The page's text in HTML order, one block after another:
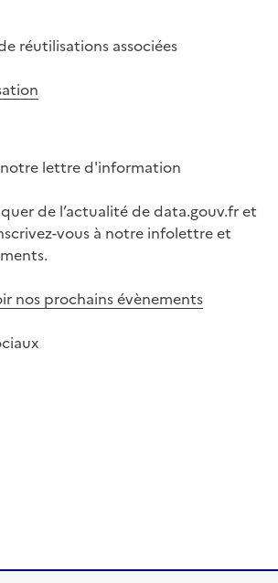
réutilisations associées
lettre d'information
de l’actualité de data.gouv.fr et
vous à notre infolettre et
nos prochains évènements